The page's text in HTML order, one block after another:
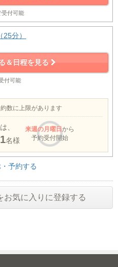
受付可能
分）
＆日程を見る
付可能
数に上限があります
は、
1名様
来週の月曜日から
予約受付開始
予約する
お気に入りに登録する